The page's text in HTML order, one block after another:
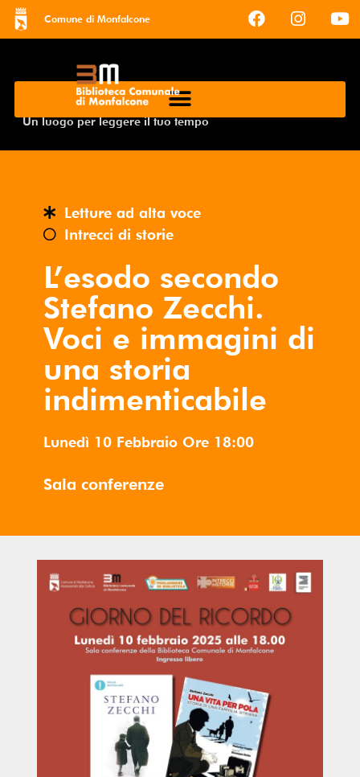
Comune di Monfalcone
Un luogo per leggere il tuo tempo
Letture ad alta voce
Intrecci di storie
L’esodo secondo
Stefano Zecchi.
Voci e immagini di
una storia
indimenticabile
Lunedì 10 Febbraio Ore 18:00
Sala conferenze